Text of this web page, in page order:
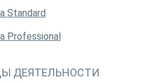
Standard
Professional
ДЕЯТЕЛЬНОСТИ